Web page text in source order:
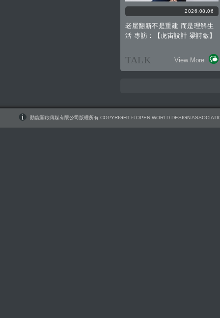
2026.08.06
老屋翻新不是重建 而是理解生
活 專訪：【虎宙設計 梁詩敏】
TALK View More
動能開啟傳媒有限公司版權所有 COPYRIGHT © OPEN WORLD DESIGN